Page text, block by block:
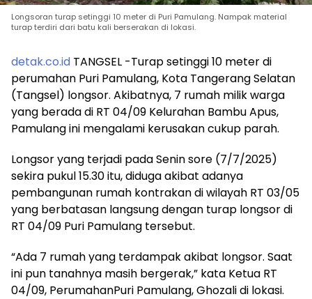
Longsoran turap setinggi 10 meter di Puri Pamulang. Nampak material
turap terdiri dari batu kali berserakan di lokasi.
detak.co.id TANGSEL -Turap setinggi 10 meter di
perumahan Puri Pamulang, Kota Tangerang Selatan
(Tangsel) longsor. Akibatnya, 7 rumah milik warga
yang berada di RT 04/09 Kelurahan Bambu Apus,
Pamulang ini mengalami kerusakan cukup parah.
Longsor yang terjadi pada Senin sore (7/7/2025)
sekira pukul 15.30 itu, diduga akibat adanya
pembangunan rumah kontrakan di wilayah RT 03/05
yang berbatasan langsung dengan turap longsor di
RT 04/09 Puri Pamulang tersebut.
“Ada 7 rumah yang terdampak akibat longsor. Saat
ini pun tanahnya masih bergerak,” kata Ketua RT
04/09, PerumahanPuri Pamulang, Ghozali di lokasi.